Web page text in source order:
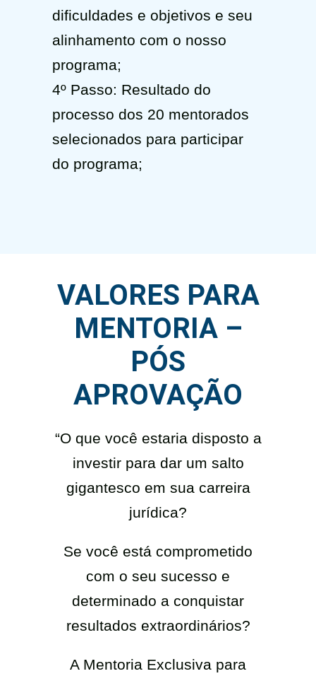
dificuldades e objetivos e seu
alinhamento com o nosso
programa;
ㅤㅤ4º Passo: Resultado do
processo dos 20 mentorados
selecionados para participar
do programa;
VALORES PARA
MENTORIA –
PÓS
APROVAÇÃO
“O que você estaria disposto a
investir para dar um salto
gigantesco em sua carreira
jurídica?
Se você está comprometido
com o seu sucesso e
determinado a conquistar
resultados extraordinários?
A Mentoria Exclusiva para